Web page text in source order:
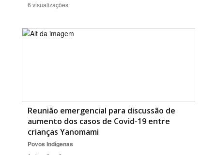
6 visualizações
Reunião emergencial para discussão de
aumento dos casos de Covid-19 entre
crianças Yanomami
Povos Indígenas